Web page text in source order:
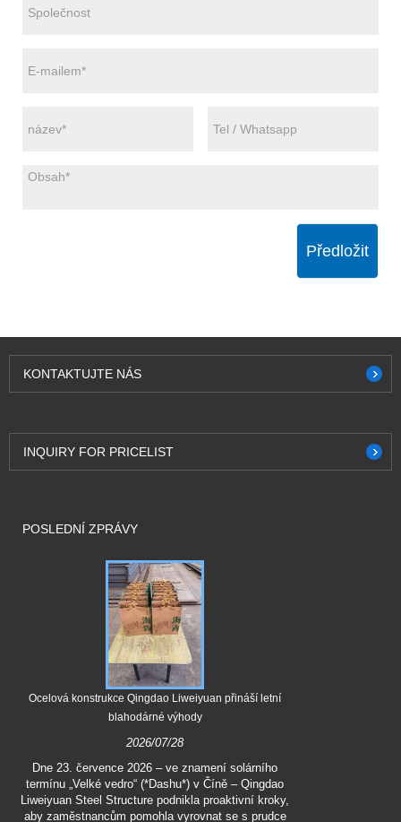
Předložit
KONTAKTUJTE NÁS
INQUIRY FOR PRICELIST
POSLEDNÍ ZPRÁVY
Ocelová konstrukce Qingdao Liweiyuan přináší letní
blahodárné výhody
2026/07/28
Dne 23. července 2026 – ve znamení solárního
termínu „Velké vedro“ (*Dashu*) v Číně – Qingdao
Liweiyuan Steel Structure podnikla proaktivní kroky,
aby zaměstnancům pomohla vyrovnat se s prudce